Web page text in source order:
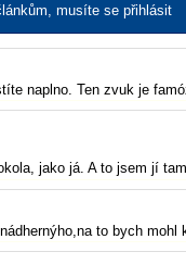
musíte se přihlásit
naplno. Ten zvuk je
jako já. A to jsem jí
to bych mohl